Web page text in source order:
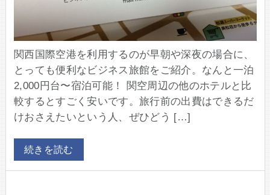
関西国際空港を利用するのが早朝や深夜の場合に、
とっても便利なビジネス旅館をご紹介。なんと一泊
2,000円台〜宿泊可能！ 関空周辺の他のホテルと比
較するとすごく安いです。旅行前の出費はできるだ
けおさえたいという人、ぜひどう […]
続きを読む